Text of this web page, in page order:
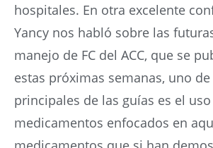
hospitales. En otra excelente
Yancy nos habló sobre las
manejo de FC del ACC, que se
estas próximas semanas, uno
principales de las guías es el
medicamentos enfocados en